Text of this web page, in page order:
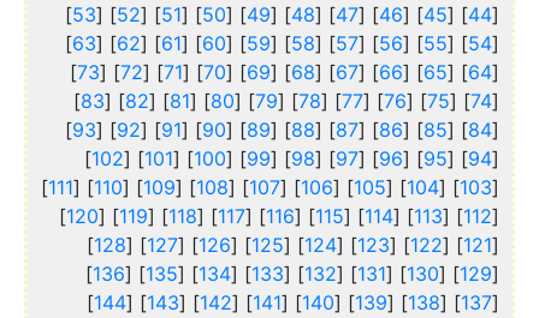
[
44
] [
45
] [
46
] [
47
] [
48
] [
49
] [
50
] [
51
] [
52
] [
53
]
[
54
] [
55
] [
56
] [
57
] [
58
] [
59
] [
60
] [
61
] [
62
] [
63
]
[
64
] [
65
] [
66
] [
67
] [
68
] [
69
] [
70
] [
71
] [
72
] [
73
]
[
74
] [
75
] [
76
] [
77
] [
78
] [
79
] [
80
] [
81
] [
82
] [
83
]
[
84
] [
85
] [
86
] [
87
] [
88
] [
89
] [
90
] [
91
] [
92
] [
93
]
[
94
] [
95
] [
96
] [
97
] [
98
] [
99
] [
100
] [
101
] [
102
]
[
103
] [
104
] [
105
] [
106
] [
107
] [
108
] [
109
] [
110
] [
111
]
[
112
] [
113
] [
114
] [
115
] [
116
] [
117
] [
118
] [
119
] [
120
]
[
121
] [
122
] [
123
] [
124
] [
125
] [
126
] [
127
] [
128
]
[
129
] [
130
] [
131
] [
132
] [
133
] [
134
] [
135
] [
136
]
[
137
] [
138
] [
139
] [
140
] [
141
] [
142
] [
143
] [
144
]